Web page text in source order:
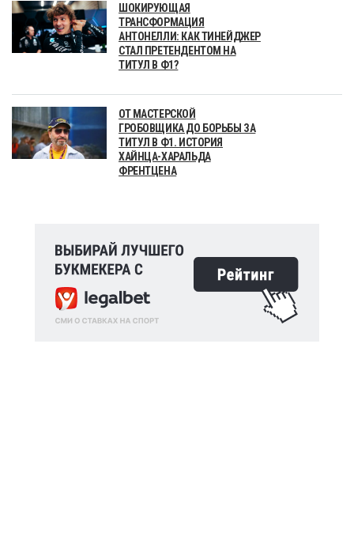
ШОКИРУЮЩАЯ
ТРАНСФОРМАЦИЯ
АНТОНЕЛЛИ: КАК ТИНЕЙДЖЕР
СТАЛ ПРЕТЕНДЕНТОМ НА
ТИТУЛ В Ф1?
ОТ МАСТЕРСКОЙ
ГРОБОВЩИКА ДО БОРЬБЫ ЗА
ТИТУЛ В Ф1. ИСТОРИЯ
ХАЙНЦА-ХАРАЛЬДА
ФРЕНТЦЕНА